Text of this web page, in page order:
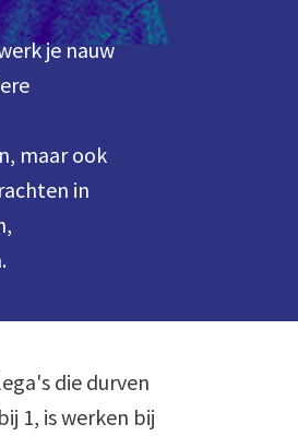
je nauw
maar ook
in
die durven
1, is werken bij